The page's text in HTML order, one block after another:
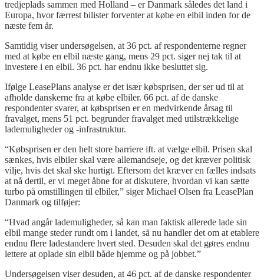
tredjeplads sammen med Holland – er Danmark således det land i
Europa, hvor færrest bilister forventer at købe en elbil inden for de
næste fem år.
Samtidig viser undersøgelsen, at 36 pct. af respondenterne regner
med at købe en elbil næste gang, mens 29 pct. siger nej tak til at
investere i en elbil. 36 pct. har endnu ikke besluttet sig.
Ifølge LeasePlans analyse er det især købsprisen, der ser ud til at
afholde danskerne fra at købe elbiler. 66 pct. af de danske
respondenter svarer, at købsprisen er en medvirkende årsag til
fravalget, mens 51 pct. begrunder fravalget med utilstrækkelige
lademulighederog -infrastruktur.
“Købsprisen er den helt store barriere ift. at vælge elbil. Prisen skal
sænkes, hvis elbiler skal være allemandseje, og det kræver politisk
vilje, hvis det skal ske hurtigt. Eftersom det kræver en fælles indsats
at nå dertil, er vi meget åbne for at diskutere, hvordan vi kan sætte
turbo på omstillingen til elbiler,” siger Michael Olsen fra LeasePlan
Danmark og tilføjer:
“Hvad angårlademuligheder, så kan man faktisk allerede lade sin
elbil mange steder rundt om i landet, så nu handler det om at etablere
endnu flere ladestandere hvert sted. Desuden skal det gøres endnu
lettere at oplade sin elbil både hjemme og på jobbet.”
Undersøgelsen viser desuden, at 46 pct. af de danske respondenter